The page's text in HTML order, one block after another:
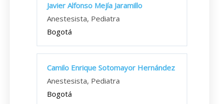
Javier Alfonso Mejía Jaramillo
Anestesista, Pediatra
Bogotá
Camilo Enrique Sotomayor Hernández
Anestesista, Pediatra
Bogotá